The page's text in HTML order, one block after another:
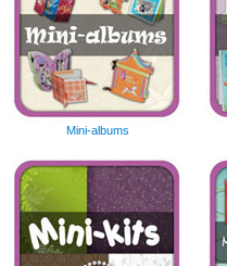
Mini-albums